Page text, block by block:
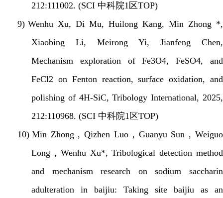
212:111002. (SCI 中科院1 区TOP)
9) Wenhu Xu, Di Mu, Huilong Kang, Min Zhong *,
Xiaobing Li, Meirong Yi, Jianfeng Chen,
Mechanism exploration of Fe3O4, FeSO4, and
FeCl2 on Fenton reaction, surface oxidation, and
polishing of 4H-SiC, Tribology International, 2025,
212:110968. (SCI 中科院1 区TOP)
10) Min Zhong , Qizhen Luo , Guanyu Sun , Weiguo
Long , Wenhu Xu*, Tribological detection method
and mechanism research on sodium saccharin
adulteration in baijiu: Taking site baijiu as an